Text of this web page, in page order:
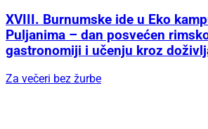
XVIII. Burnumske ide u Eko
Puljanima – dan posvećen
gastronomiji i učenju kroz
Za večeri bez žurbe